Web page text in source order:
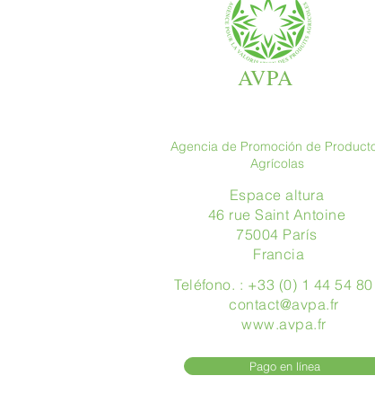
AVPA
Agencia de Promoción de
Agrícolas
Espace altura
46 rue Saint Antoine
75004 París
​ Francia
Teléfono. : +33 (0) 1 44 54
contact@avpa.fr
www.avpa.fr
Pago en línea